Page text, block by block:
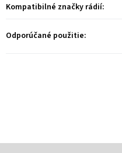
Kompatibilné značky rádií:
Odporúčané použitie: